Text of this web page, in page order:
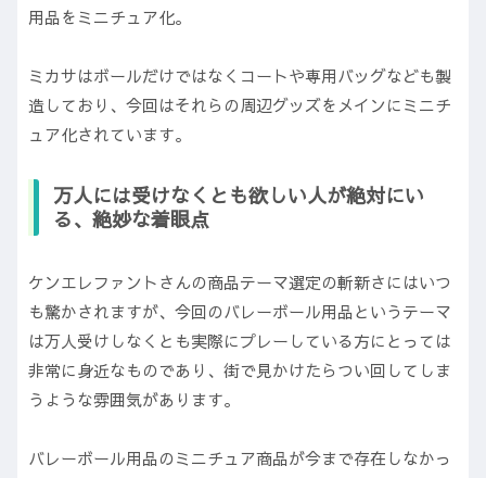
用品をミニチュア化。
ミカサはボールだけではなくコートや専用バッグなども製
造しており、今回はそれらの周辺グッズをメインにミニチ
ュア化されています。
万人には受けなくとも欲しい人が絶対にい
る、絶妙な着眼点
ケンエレファントさんの商品テーマ選定の斬新さにはいつ
も驚かされますが、今回のバレーボール用品というテーマ
は万人受けしなくとも実際にプレーしている方にとっては
非常に身近なものであり、街で見かけたらつい回してしま
うような雰囲気があります。
バレーボール用品のミニチュア商品が今まで存在しなかっ